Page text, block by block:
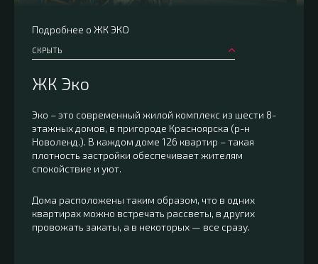
Подробнее о ЖК ЭКО
СКРЫТЬ
ЖК Эко
Эко – это современный жилой комплекс из шести 8-
этажных домов, в пригороде Красноярска (р-н
Новоленд.). В каждом доме 126 квартир – такая
плотность застройки обеспечивает жителям
спокойствие и уют.
Дома расположены таким образом, что в одних
квартирах можно встречать рассветы, в других
провожать закаты, а в некоторых — все сразу.